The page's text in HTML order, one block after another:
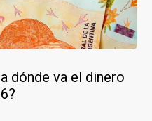
dónde va el dinero